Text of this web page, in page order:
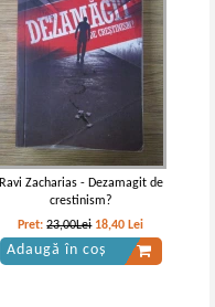
Ravi Zacharias - Dezamagit de
crestinism?
Pret:23,00Lei 18,40 Lei
Adaugă în coș